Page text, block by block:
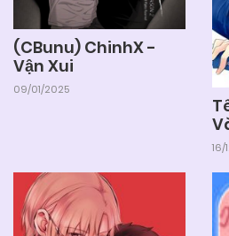
(CBunu) ChinhX -
Vận Xui
09/01/2025
16/